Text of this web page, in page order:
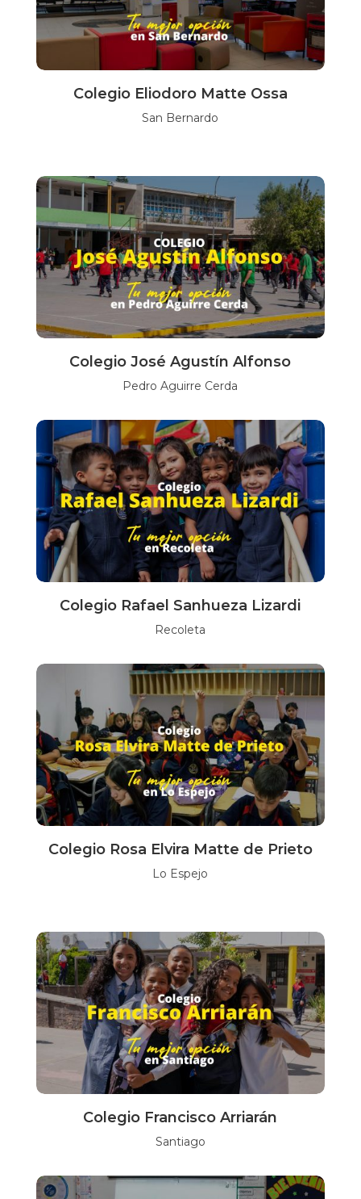
Colegio Eliodoro Matte Ossa
San Bernardo
Colegio José Agustín Alfonso
Pedro Aguirre Cerda
Colegio Rafael Sanhueza Lizardi
Recoleta
Colegio Rosa Elvira Matte de Prieto
Lo Espejo
Colegio Francisco Arriarán
Santiago